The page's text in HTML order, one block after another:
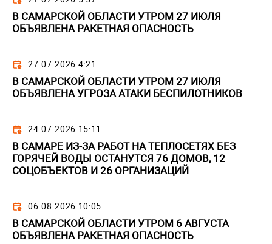
В САМАРСКОЙ ОБЛАСТИ УТРОМ 27 ИЮЛЯ
ОБЪЯВЛЕНА РАКЕТНАЯ ОПАСНОСТЬ
27.07.2026 4:21
В САМАРСКОЙ ОБЛАСТИ УТРОМ 27 ИЮЛЯ
ОБЪЯВЛЕНА УГРОЗА АТАКИ БЕСПИЛОТНИКОВ
24.07.2026 15:11
В САМАРЕ ИЗ-ЗА РАБОТ НА ТЕПЛОСЕТЯХ БЕЗ
ГОРЯЧЕЙ ВОДЫ ОСТАНУТСЯ 76 ДОМОВ, 12
СОЦОБЪЕКТОВ И 26 ОРГАНИЗАЦИЙ
06.08.2026 10:05
В САМАРСКОЙ ОБЛАСТИ УТРОМ 6 АВГУСТА
ОБЪЯВЛЕНА РАКЕТНАЯ ОПАСНОСТЬ